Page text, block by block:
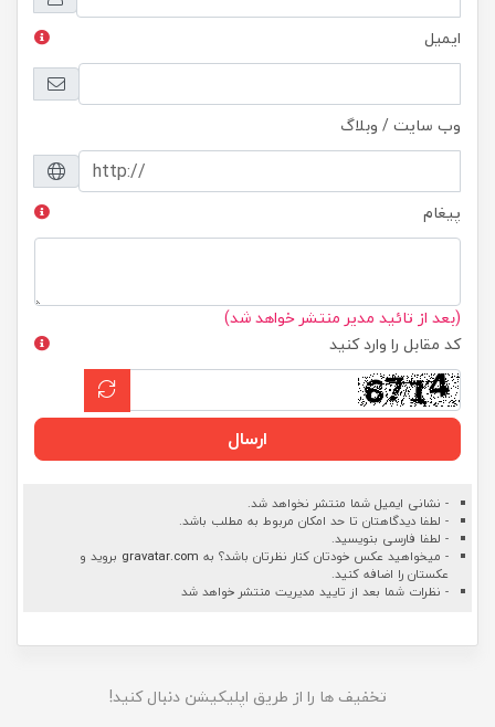
ایمیل
وب سایت / وبلاگ
پیغام
(بعد از تائید مدیر منتشر خواهد شد)
کد مقابل را وارد کنید
ارسال
- نشانی ایمیل شما منتشر نخواهد شد.
- لطفا دیدگاهتان تا حد امکان مربوط به مطلب باشد.
- لطفا فارسی بنویسید.
- میخواهید عکس خودتان کنار نظرتان باشد؟ به gravatar.com بروید و
عکستان را اضافه کنید.
- نظرات شما بعد از تایید مدیریت منتشر خواهد شد
تخفیف ها را از طریق اپلیکیشن دنبال کنید!